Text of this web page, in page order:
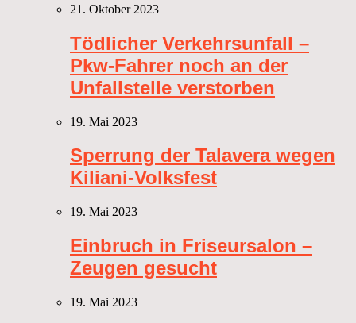
21. Oktober 2023
Tödlicher Verkehrsunfall –
Pkw-Fahrer noch an der
Unfallstelle verstorben
19. Mai 2023
Sperrung der Talavera wegen
Kiliani-Volksfest
19. Mai 2023
Einbruch in Friseursalon –
Zeugen gesucht
19. Mai 2023